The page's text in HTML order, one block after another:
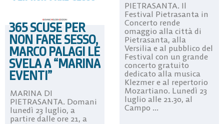
365 SCUSE PER
NON FARE SESSO,
MARCO PALAGI LE
SVELA A “MARINA
EVENTI”
MARINA DI
PIETRASANTA. Domani
lunedì 23 luglio, a
partire dalle ore 21, a
PIETRASANTA. Il
Festival Pietrasanta in
Concerto rende
omaggio alla città di
Pietrasanta, alla
Versilia e al pubblico del
Festival con un grande
concerto gratuito
dedicato alla musica
Klezmer e al repertorio
Mozartiano. Lunedì 23
luglio alle 21.30, al
Campo ...